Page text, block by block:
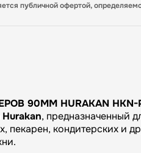
публичной офертой,
90ММ HURAKAN HKN-
Hurakan, предназначенный
пекарен, кондитерских и